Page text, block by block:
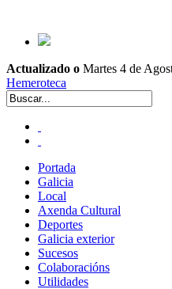
Actualizado o Martes 4 de
Hemeroteca
Portada
Galicia
Local
Axenda Cultural
Deportes
Galicia exterior
Sucesos
Colaboracións
Utilidades